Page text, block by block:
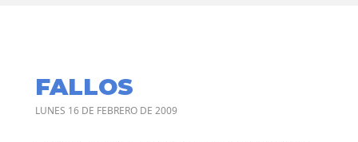
FALLOS
LUNES 16 DE FEBRERO DE 2009